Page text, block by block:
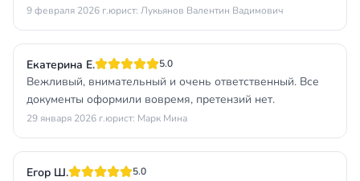
9 февраля 2026 г.юрист: Лукьянов Валентин Вадимович
Екатерина Е. 5.0
Вежливый, внимательный и очень ответственный. Все
документы оформили вовремя, претензий нет.
29 января 2026 г.юрист: Марк Мина
Егор Ш. 5.0